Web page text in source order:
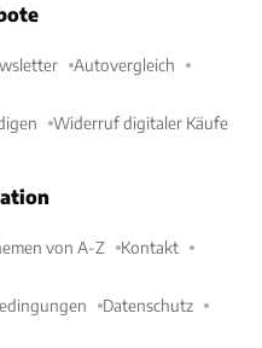
Autovergleich
Widerruf digitaler Käufe
von A-Z Kontakt
Datenschutz